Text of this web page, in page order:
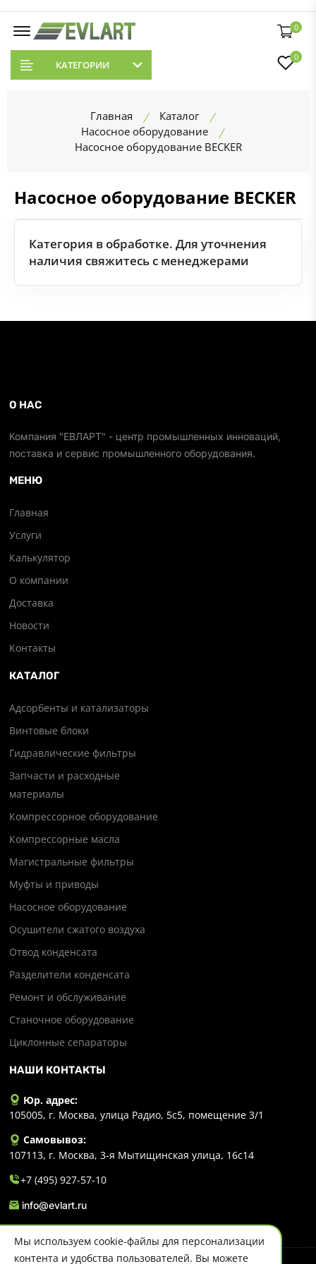
0
КАТЕГОРИИ
0
Главная
Каталог
Насосное оборудование
Насосное оборудование BECKER
Насосное оборудование BECKER
Категория в обработке. Для уточнения
наличия свяжитесь с менеджерами
О НАС
Компания "ЕВЛАРТ" - центр промышленных инноваций,
поставка и сервис промышленного оборудования.
МЕНЮ
Главная
Услуги
Калькулятор
О компании
Доставка
Новости
Контакты
КАТАЛОГ
Адсорбенты и катализаторы
Винтовые блоки
Гидравлические фильтры
Запчасти и расходные
материалы
Компрессорное оборудование
Компрессорные масла
Магистральные фильтры
Муфты и приводы
Насосное оборудование
Осушители сжатого воздуха
Отвод конденсата
Разделители конденсата
Ремонт и обслуживание
Станочное оборудование
Циклонные сепараторы
НАШИ КОНТАКТЫ
Юр. адрес:
105005, г. Москва, улица Радио, 5с5, помещение 3/1
Самовывоз:
107113, г. Москва, 3-я Мытищинская улица, 16с14
+7 (495) 927-57-10
info@evlart.ru
Мы используем cookie-файлы для персонализации
контента и удобства пользователей. Вы можете